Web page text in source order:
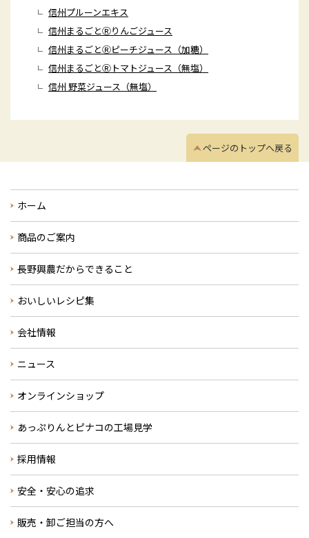
信州プルーンエキス
信州まるごとⓇりんごジュース
信州まるごとⓇピーチジュース（加糖）
信州まるごとⓇトマトジュース（無塩）
信州 野菜ジュース（無塩）
ページのトップへ戻る
ホーム
商品のご案内
長野興農だからできること
おいしいレシピ集
会社情報
ニュース
オンラインショップ
あっぷりんとピナコの工場見学
採用情報
安全・安心の追求
販売・卸ご担当の方へ